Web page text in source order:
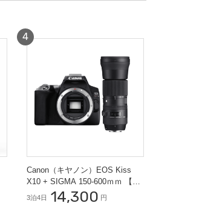
Canon（キヤノン）EOS Kiss
X10 + SIGMA 150-600ｍｍ 【ス
ポーツ撮影セット】
3泊4日 14,300 円